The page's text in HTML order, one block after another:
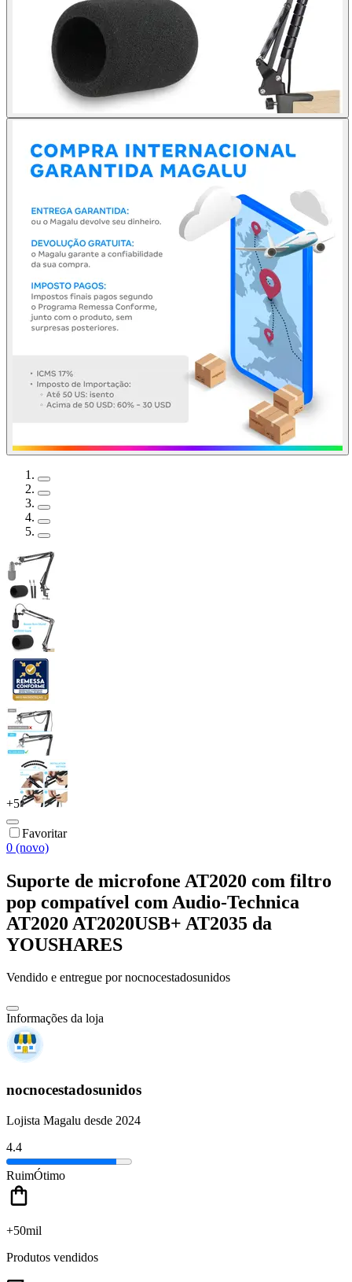
+5
Favoritar
0 (novo)
Suporte de microfone AT2020 com filtro
pop compatível com Audio-Technica
AT2020 AT2020USB+ AT2035 da
YOUSHARES
Vendido e entregue por nocnocestadosunidos
Informações da loja
nocnocestadosunidos
Lojista Magalu desde 2024
4.4
RuimÓtimo
+50mil
Produtos vendidos